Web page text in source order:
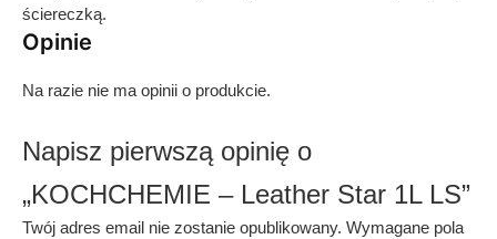
ściereczką.
Opinie
Na razie nie ma opinii o produkcie.
Napisz pierwszą opinię o
„KOCHCHEMIE – Leather Star 1L LS”
Twój adres email nie zostanie opublikowany. Wymagane pola